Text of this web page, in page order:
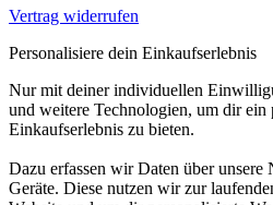
Vertrag widerrufen
Personalisiere dein Einkaufserlebnis
Nur mit deiner individuellen
und weitere Technologien, um dir ein
Einkaufserlebnis zu bieten.
Dazu erfassen wir Daten über unsere
Geräte. Diese nutzen wir zur